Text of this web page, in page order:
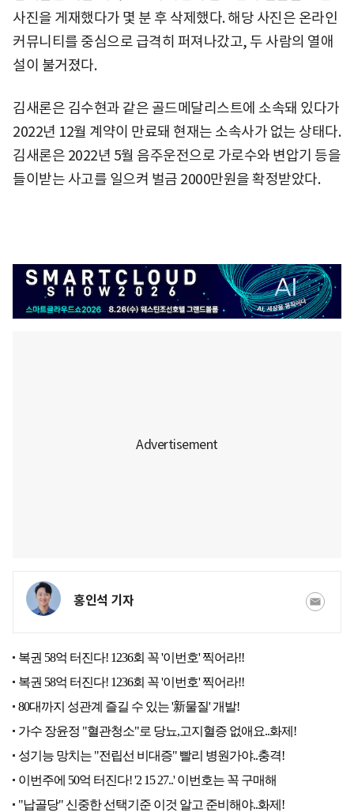
사진을 게재했다가 몇 분 후 삭제했다. 해당 사진은 온라인
커뮤니티를 중심으로 급격히 퍼져나갔고, 두 사람의 열애
설이 불거졌다.
김새론은 김수현과 같은 골드메달리스트에 소속돼 있다가
2022년 12월 계약이 만료돼 현재는 소속사가 없는 상태다.
김새론은 2022년 5월 음주운전으로 가로수와 변압기 등을
들이받는 사고를 일으켜 벌금 2000만원을 확정받았다.
홍인석 기자